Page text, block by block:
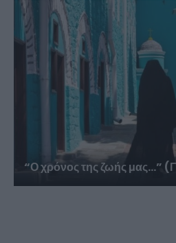
“Ο χρόνος της ζωής μας…”